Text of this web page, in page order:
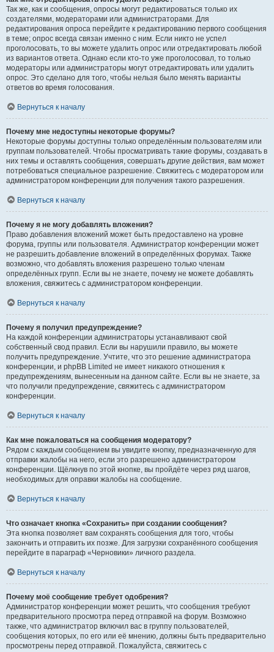
Так же, как и сообщения, опросы могут редактироваться только их
создателями, модераторами или администраторами. Для
редактирования опроса перейдите к редактированию первого сообщения
в теме; опрос всегда связан именно с ним. Если никто не успел
проголосовать, то вы можете удалить опрос или отредактировать любой
из вариантов ответа. Однако если кто-то уже проголосовал, то только
модераторы или администраторы могут отредактировать или удалить
опрос. Это сделано для того, чтобы нельзя было менять варианты
ответов во время голосования.
Вернуться к началу
Почему мне недоступны некоторые форумы?
Некоторые форумы доступны только определённым пользователям или
группам пользователей. Чтобы просматривать такие форумы, создавать в
них темы и оставлять сообщения, совершать другие действия, вам может
потребоваться специальное разрешение. Свяжитесь с модератором или
администратором конференции для получения такого разрешения.
Вернуться к началу
Почему я не могу добавлять вложения?
Право добавления вложений может быть предоставлено на уровне
форума, группы или пользователя. Администратор конференции может
не разрешить добавление вложений в определённых форумах. Также
возможно, что добавлять вложения разрешено только членам
определённых групп. Если вы не знаете, почему не можете добавлять
вложения, свяжитесь с администратором конференции.
Вернуться к началу
Почему я получил предупреждение?
На каждой конференции администраторы устанавливают свой
собственный свод правил. Если вы нарушили правило, вы можете
получить предупреждение. Учтите, что это решение администратора
конференции, и phpBB Limited не имеет никакого отношения к
предупреждениям, вынесенным на данном сайте. Если вы не знаете, за
что получили предупреждение, свяжитесь с администратором
конференции.
Вернуться к началу
Как мне пожаловаться на сообщения модератору?
Рядом с каждым сообщением вы увидите кнопку, предназначенную для
отправки жалобы на него, если это разрешено администратором
конференции. Щёлкнув по этой кнопке, вы пройдёте через ряд шагов,
необходимых для оправки жалобы на сообщение.
Вернуться к началу
Что означает кнопка «Сохранить» при создании сообщения?
Эта кнопка позволяет вам сохранять сообщения для того, чтобы
закончить и отправить их позже. Для загрузки сохранённого сообщения
перейдите в параграф «Черновики» личного раздела.
Вернуться к началу
Почему моё сообщение требует одобрения?
Администратор конференции может решить, что сообщения требуют
предварительного просмотра перед отправкой на форум. Возможно
также, что администратор включил вас в группу пользователей,
сообщения которых, по его или её мнению, должны быть предварительно
просмотрены перед отправкой. Пожалуйста, свяжитесь с